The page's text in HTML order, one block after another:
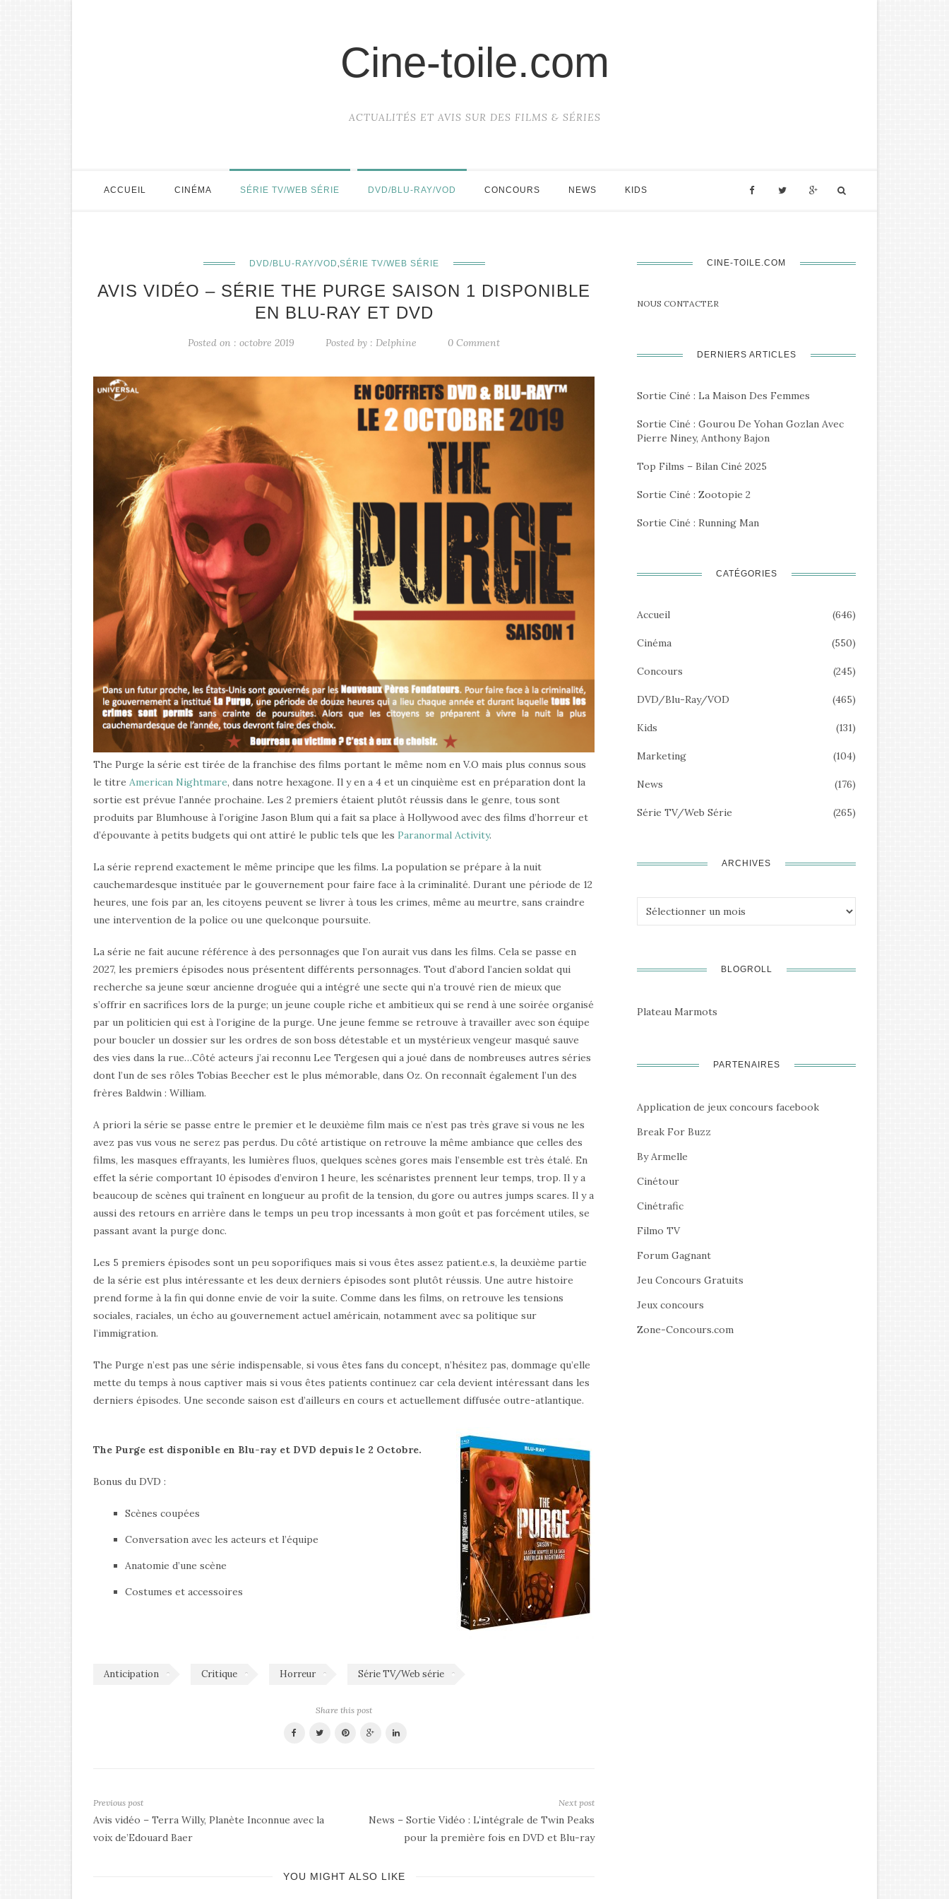
Cine-toile.com
ACTUALITÉS ET AVIS SUR DES FILMS & SÉRIES
ACCUEIL CINÉMA SÉRIE TV/WEB SÉRIE DVD/BLU-RAY/VOD CONCOURS NEWS KIDS
DVD/BLU-RAY/VOD,SÉRIE TV/WEB SÉRIE
AVIS VIDÉO – SÉRIE THE PURGE SAISON 1 DISPONIBLE
EN BLU-RAY ET DVD
Posted on : octobre 2019 Posted by : Delphine 0 Comment
The Purge la série est tirée de la franchise des films portant le même nom en V.O mais plus connus sous
le titre American Nightmare, dans notre hexagone. Il y en a 4 et un cinquième est en préparation dont la
sortie est prévue l’année prochaine. Les 2 premiers étaient plutôt réussis dans le genre, tous sont
produits par Blumhouse à l’origine Jason Blum qui a fait sa place à Hollywood avec des films d’horreur et
d’épouvante à petits budgets qui ont attiré le public tels que les Paranormal Activity.
La série reprend exactement le même principe que les films. La population se prépare à la nuit
cauchemardesque instituée par le gouvernement pour faire face à la criminalité. Durant une période de 12
heures, une fois par an, les citoyens peuvent se livrer à tous les crimes, même au meurtre, sans craindre
une intervention de la police ou une quelconque poursuite.
La série ne fait aucune référence à des personnages que l’on aurait vus dans les films. Cela se passe en
2027, les premiers épisodes nous présentent différents personnages. Tout d’abord l’ancien soldat qui
recherche sa jeune sœur ancienne droguée qui a intégré une secte qui n’a trouvé rien de mieux que
s’offrir en sacrifices lors de la purge; un jeune couple riche et ambitieux qui se rend à une soirée organisé
par un politicien qui est à l’origine de la purge. Une jeune femme se retrouve à travailler avec son équipe
pour boucler un dossier sur les ordres de son boss détestable et un mystérieux vengeur masqué sauve
des vies dans la rue…Côté acteurs j’ai reconnu Lee Tergesen qui a joué dans de nombreuses autres séries
dont l’un de ses rôles Tobias Beecher est le plus mémorable, dans Oz. On reconnaît également l’un des
frères Baldwin : William.
A priori la série se passe entre le premier et le deuxième film mais ce n’est pas très grave si vous ne les
avez pas vus vous ne serez pas perdus. Du côté artistique on retrouve la même ambiance que celles des
films, les masques effrayants, les lumières fluos, quelques scènes gores mais l’ensemble est très étalé. En
effet la série comportant 10 épisodes d’environ 1 heure, les scénaristes prennent leur temps, trop. Il y a
beaucoup de scènes qui traînent en longueur au profit de la tension, du gore ou autres jumps scares. Il y a
aussi des retours en arrière dans le temps un peu trop incessants à mon goût et pas forcément utiles, se
passant avant la purge donc.
Les 5 premiers épisodes sont un peu soporifiques mais si vous êtes assez patient.e.s, la deuxième partie
de la série est plus intéressante et les deux derniers épisodes sont plutôt réussis. Une autre histoire
prend forme à la fin qui donne envie de voir la suite. Comme dans les films, on retrouve les tensions
sociales, raciales, un écho au gouvernement actuel américain, notamment avec sa politique sur
l’immigration.
The Purge n’est pas une série indispensable, si vous êtes fans du concept, n’hésitez pas, dommage qu’elle
mette du temps à nous captiver mais si vous êtes patients continuez car cela devient intéressant dans les
derniers épisodes. Une seconde saison est d’ailleurs en cours et actuellement diffusée outre-atlantique.
The Purge est disponible en Blu-ray et DVD depuis le 2 Octobre.
Bonus du DVD :
Scènes coupées
Conversation avec les acteurs et l’équipe
Anatomie d’une scène
Costumes et accessoires
Anticipation Critique Horreur Série TV/Web série
Share this post
Previous post
Avis vidéo – Terra Willy, Planète Inconnue avec la
voix de’Edouard Baer
Next post
News – Sortie Vidéo : L’intégrale de Twin Peaks
pour la première fois en DVD et Blu-ray
YOU MIGHT ALSO LIKE
CINE-TOILE.COM
NOUS CONTACTER
DERNIERS ARTICLES
Sortie Ciné : La Maison Des Femmes
Sortie Ciné : Gourou De Yohan Gozlan Avec
Pierre Niney, Anthony Bajon
Top Films – Bilan Ciné 2025
Sortie Ciné : Zootopie 2
Sortie Ciné : Running Man
CATÉGORIES
Accueil (646)
Cinéma (550)
Concours (245)
DVD/Blu-Ray/VOD (465)
Kids (131)
Marketing (104)
News (176)
Série TV/Web Série (265)
ARCHIVES
Archives
BLOGROLL
Plateau Marmots
PARTENAIRES
Application de jeux concours facebook
Break For Buzz
By Armelle
Cinétour
Cinétrafic
Filmo TV
Forum Gagnant
Jeu Concours Gratuits
Jeux concours
Zone-Concours.com